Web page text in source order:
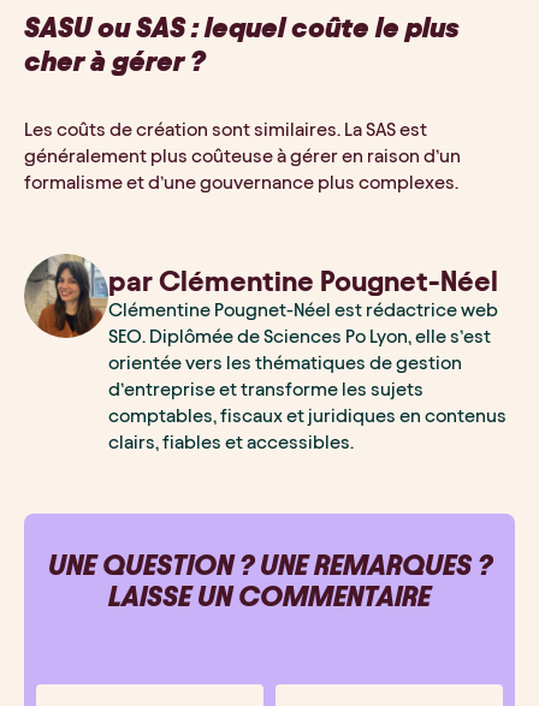
SASU ou SAS : lequel coûte le plus
cher à gérer ?
Les coûts de création sont similaires. La SAS est
généralement plus coûteuse à gérer en raison d’un
formalisme et d’une gouvernance plus complexes.
parClémentine Pougnet-Néel
Clémentine Pougnet-Néel est rédactrice web
SEO. Diplômée de Sciences Po Lyon, elle s’est
orientée vers les thématiques de gestion
d’entreprise et transforme les sujets
comptables, fiscaux et juridiques en contenus
clairs, fiables et accessibles.
UNE QUESTION ? UNE REMARQUES ?
LAISSE UN COMMENTAIRE